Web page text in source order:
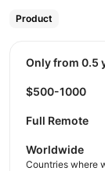
Product
Only from
$500-1000
Full Remote
Worldwide
Countries where